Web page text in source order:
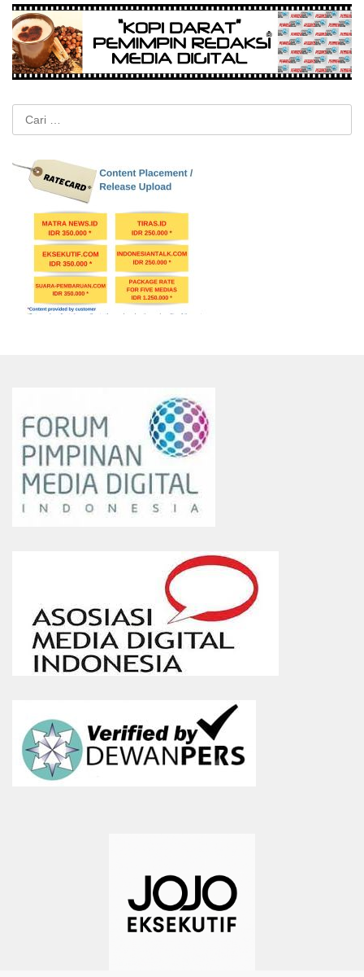
Cari
untuk: